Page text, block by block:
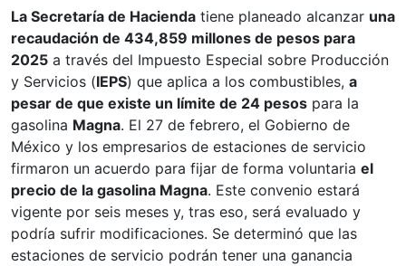
La Secretaría de Hacienda tiene planeado alcanzar una
recaudación de 434,859 millones de pesos para
2025 a través del Impuesto Especial sobre Producción
y Servicios (IEPS) que aplica a los combustibles, a
pesar de que existe un límite de 24 pesos para la
gasolina Magna. El 27 de febrero, el Gobierno de
México y los empresarios de estaciones de servicio
firmaron un acuerdo para fijar de forma voluntaria el
precio de la gasolina Magna. Este convenio estará
vigente por seis meses y, tras eso, será evaluado y
podría sufrir modificaciones. Se determinó que las
estaciones de servicio podrán tener una ganancia